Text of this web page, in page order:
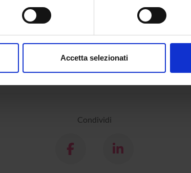
qualsiasi momento dalla Dichiarazione sui cookie.
Accetta selezionati
Condividi